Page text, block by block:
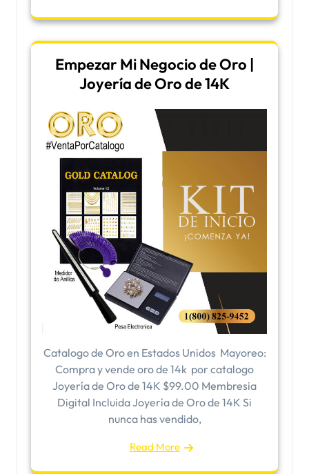
Empezar Mi Negocio de Oro |
Joyería de Oro de 14K
Catalogo de Oro en Estados Unidos ​Mayoreo:
Compra y vende oro de 14k por catalogo
Joyería de Oro de 14K $99.00 Membresia
Digital Incluida Joyería de Oro de 14K Si
nunca has vendido,
Read More